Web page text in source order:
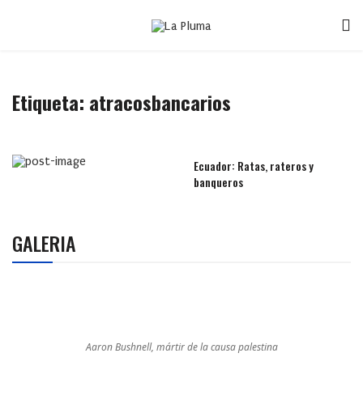
Etiqueta: atracosbancarios
Ecuador: Ratas, rateros y
banqueros
GALERIA
Aaron Bushnell, mártir de la causa palestina